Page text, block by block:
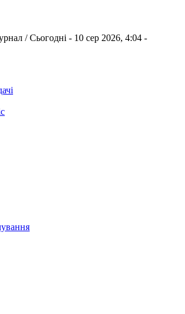
/Сьогодні - 10 сер 2026, 4:04 -